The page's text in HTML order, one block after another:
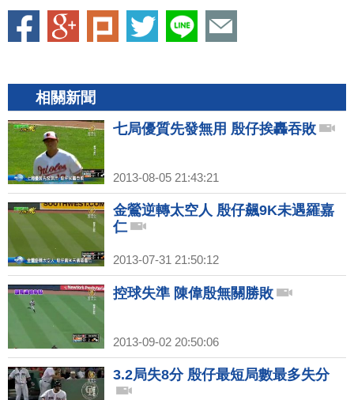
相關新聞
七局優質先發無用 殷仔挨轟吞敗
2013-08-05 21:43:21
金鶯逆轉太空人 殷仔飆9K未遇羅嘉
仁
2013-07-31 21:50:12
控球失準 陳偉殷無關勝敗
2013-09-02 20:50:06
3.2局失8分 殷仔最短局數最多失分